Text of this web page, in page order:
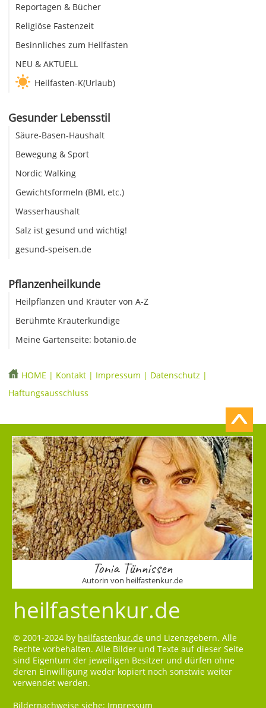
Reportagen & Bücher
Religiöse Fastenzeit
Besinnliches zum Heilfasten
NEU & AKTUELL
Heilfasten-K(Urlaub)
Gesunder Lebensstil
Säure-Basen-Haushalt
Bewegung & Sport
Nordic Walking
Gewichtsformeln (BMI, etc.)
Wasserhaushalt
Salz ist gesund und wichtig!
gesund-speisen.de
Pflanzenheilkunde
Heilpflanzen und Kräuter von A-Z
Berühmte Kräuterkundige
Meine Gartenseite: botanio.de
HOME | Kontakt | Impressum | Datenschutz |
Haftungsausschluss
Tonia Tünnissen
Autorin von heilfastenkur.de
heilfastenkur.de
© 2001-2024 by heilfastenkur.de und Lizenzgebern. Alle
Rechte vorbehalten. Alle Bilder und Texte auf dieser Seite
sind Eigentum der jeweiligen Besitzer und dürfen ohne
deren Einwilligung weder kopiert noch sonstwie weiter
verwendet werden.
Bildernachweise siehe: Impressum